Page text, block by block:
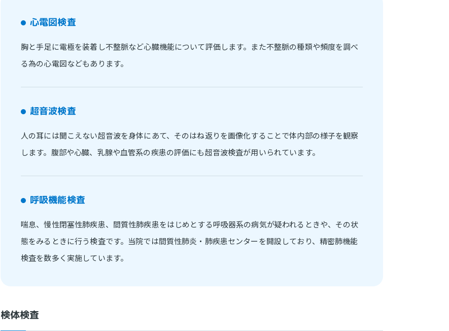
心電図検査
胸と手足に電極を装着し不整脈など心臓機能について評価します。また不整脈の種類や頻度を調べ
る為の心電図などもあります。
超音波検査
人の耳には聞こえない超音波を身体にあて、そのはね返りを画像化することで体内部の様子を観察
します。腹部や心臓、乳腺や血管系の疾患の評価にも超音波検査が用いられています。
呼吸機能検査
喘息、慢性閉塞性肺疾患、間質性肺疾患をはじめとする呼吸器系の病気が疑われるときや、その状
態をみるときに行う検査です。当院では間質性肺炎・肺疾患センターを開設しており、精密肺機能
検査を数多く実施しています。
検体検査